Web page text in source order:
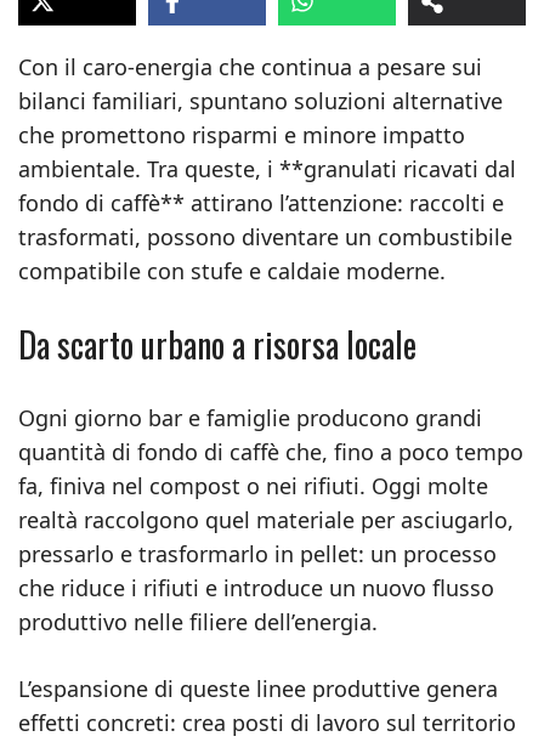
Con il caro-energia che continua a pesare sui
bilanci familiari, spuntano soluzioni alternative
che promettono risparmi e minore impatto
ambientale. Tra queste, i **granulati ricavati dal
fondo di caffè** attirano l’attenzione: raccolti e
trasformati, possono diventare un combustibile
compatibile con stufe e caldaie moderne.
Da scarto urbano a risorsa locale
Ogni giorno bar e famiglie producono grandi
quantità di fondo di caffè che, fino a poco tempo
fa, finiva nel compost o nei rifiuti. Oggi molte
realtà raccolgono quel materiale per asciugarlo,
pressarlo e trasformarlo in pellet: un processo
che riduce i rifiuti e introduce un nuovo flusso
produttivo nelle filiere dell’energia.
L’espansione di queste linee produttive genera
effetti concreti: crea posti di lavoro sul territorio